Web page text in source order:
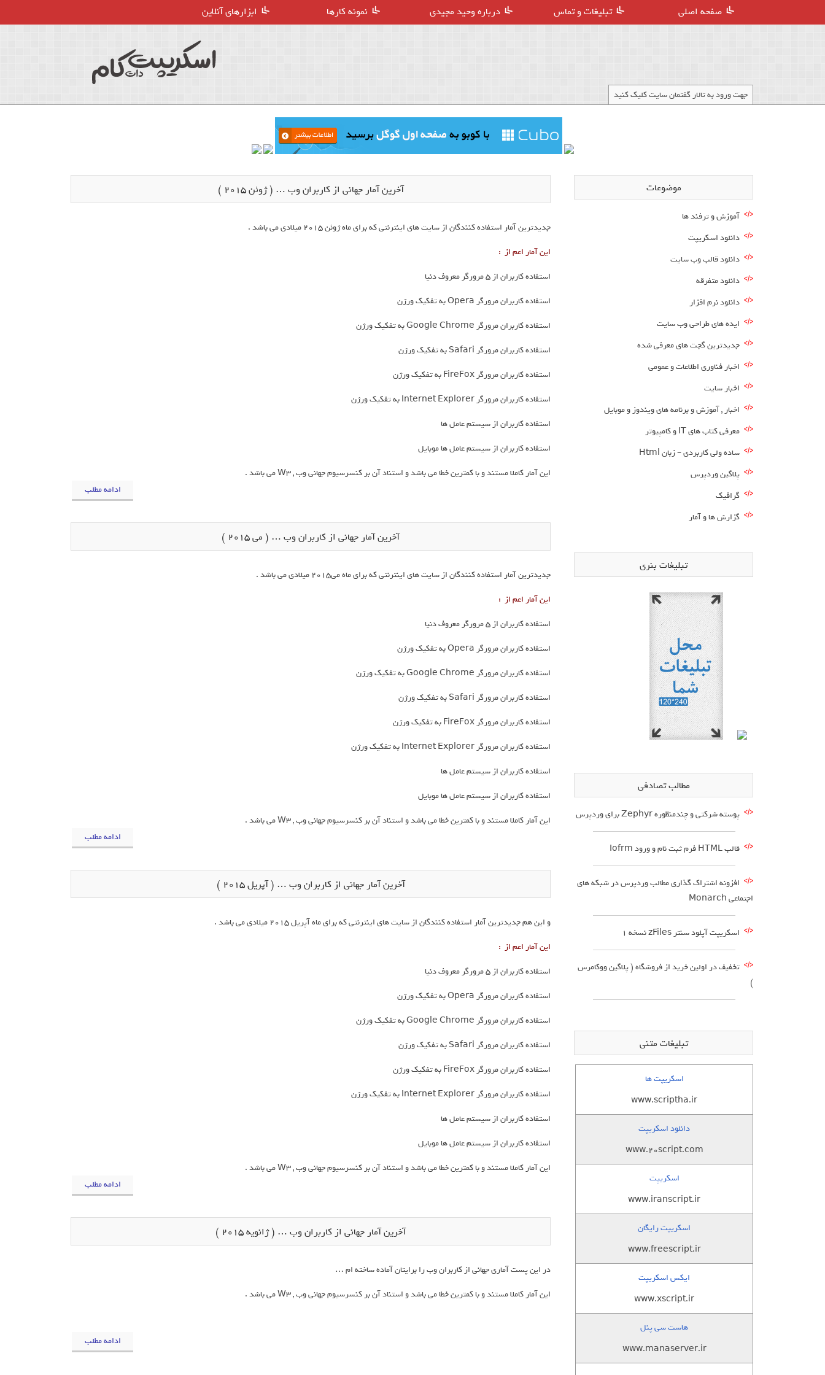
صفحه اصلی تبلیغات و تماس درباره وحید مجیدی نمونه کارها ابزارهای آنلاین
جهت ورود به تالار گفتمان سایت کلیک کنید
آخرین آمار جهانی از کاربران وب … ( ژوئن 2015 )
جدیدترین آمار استفاده کنندگان از سایت های اینترنتی که برای ماه ژوئن 2015 میلادی می باشد .
این آمار اعم از :
استفاده کاربران از 5 مرورگر معروف دنیا
استفاده کاربران مرورگر Opera به تفکیک ورژن
استفاده کاربران مرورگر Google Chrome به تفکیک ورژن
استفاده کاربران مرورگر Safari به تفکیک ورژن
استفاده کاربران مرورگر FireFox به تفکیک ورژن
استفاده کاربران مرورگر Internet Explorer به تفکیک ورژن
استفاده کاربران از سیستم عامل ها
استفاده کاربران از سیستم عامل ها موبایل
این آمار کاملا مستند و با کمترین خطا می باشد و استناد آن بر کنسرسیوم جهانی وب , W3 می باشد .
ادامه مطلب
آخرین آمار جهانی از کاربران وب … ( می 2015 )
جدیدترین آمار استفاده کنندگان از سایت های اینترنتی که برای ماه می2015 میلادی می باشد .
این آمار اعم از :
استفاده کاربران از 5 مرورگر معروف دنیا
استفاده کاربران مرورگر Opera به تفکیک ورژن
استفاده کاربران مرورگر Google Chrome به تفکیک ورژن
استفاده کاربران مرورگر Safari به تفکیک ورژن
استفاده کاربران مرورگر FireFox به تفکیک ورژن
استفاده کاربران مرورگر Internet Explorer به تفکیک ورژن
استفاده کاربران از سیستم عامل ها
استفاده کاربران از سیستم عامل ها موبایل
این آمار کاملا مستند و با کمترین خطا می باشد و استناد آن بر کنسرسیوم جهانی وب , W3 می باشد .
ادامه مطلب
آخرین آمار جهانی از کاربران وب … ( آپریل 2015 )
و این هم جدیدترین آمار استفاده کنندگان از سایت های اینترنتی که برای ماه آپریل 2015 میلادی می باشد .
این آمار اعم از :
استفاده کاربران از 5 مرورگر معروف دنیا
استفاده کاربران مرورگر Opera به تفکیک ورژن
استفاده کاربران مرورگر Google Chrome به تفکیک ورژن
استفاده کاربران مرورگر Safari به تفکیک ورژن
استفاده کاربران مرورگر FireFox به تفکیک ورژن
استفاده کاربران مرورگر Internet Explorer به تفکیک ورژن
استفاده کاربران از سیستم عامل ها
استفاده کاربران از سیستم عامل ها موبایل
این آمار کاملا مستند و با کمترین خطا می باشد و استناد آن بر کنسرسیوم جهانی وب , W3 می باشد .
ادامه مطلب
آخرین آمار جهانی از کاربران وب … ( ژانویه 2015 )
در این پست آماری جهانی از کاربران وب را برایتان آماده ساخته ام …
این آمار کاملا مستند و با کمترین خطا می باشد و استناد آن بر کنسرسیوم جهانی وب , W3 می باشد .
ادامه مطلب
موضوعات
آموزش و ترفند ها
دانلود اسکریپت
دانلود قالب وب سایت
دانلود متفرقه
دانلود نرم افزار
ایده های طراحی وب سایت
جدیدترین گجت های معرفی شده
اخبار فناوری اطلاعات و عمومی
اخبار سایت
اخبار , آموزش و برنامه های ویندوز و موبایل
معرفی کتاب های IT و کامپیوتر
ساده ولی کاربردی – زبان Html
پلاگین وردپرس
گرافیک
گزارش ها و آمار
تبلیغات بنری
مطالب تصادفی
پوسته شرکتی و چندمنظوره Zephyr برای وردپرس
قالب HTML فرم ثبت نام و ورود Iofrm
افزونه اشتراک گذاری مطالب وردپرس در شبکه های
اجتماعی Monarch
اسکریپت آپلود سنتر zFiles نسخه 1
تخفیف در اولین خرید از فروشگاه ( پلاگین ووکامرس
)
تبلیغات متنی
اسکریپت ها
www.scriptha.ir
دانلود اسکریپت
www.20script.com
اسکریپت
www.iranscript.ir
اسکریپت رایگان
www.freescript.ir
ایکس اسکریپت
www.xscript.ir
هاست سی پنل
www.manaserver.ir